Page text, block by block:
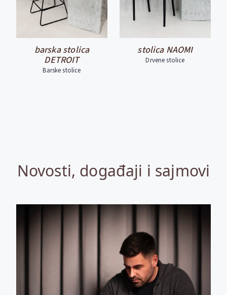
barska stolica
DETROIT
Barske stolice
stolica NAOMI
Drvene stolice
Novosti, događaji i sajmovi